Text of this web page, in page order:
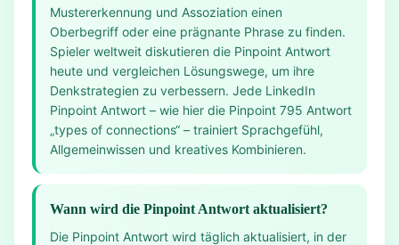
Mustererkennung und Assoziation einen
Oberbegriff oder eine prägnante Phrase zu finden.
Spieler weltweit diskutieren die Pinpoint Antwort
heute und vergleichen Lösungswege, um ihre
Denkstrategien zu verbessern. Jede LinkedIn
Pinpoint Antwort – wie hier die Pinpoint 795 Antwort
„types of connections“ – trainiert Sprachgefühl,
Allgemeinwissen und kreatives Kombinieren.
Wann wird die Pinpoint Antwort aktualisiert?
Die Pinpoint Antwort wird täglich aktualisiert, in der